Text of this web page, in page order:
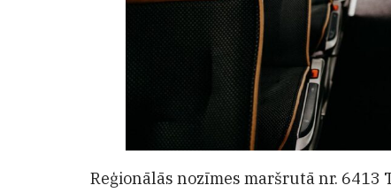
Reģionālās nozīmes maršrutā nr. 6413